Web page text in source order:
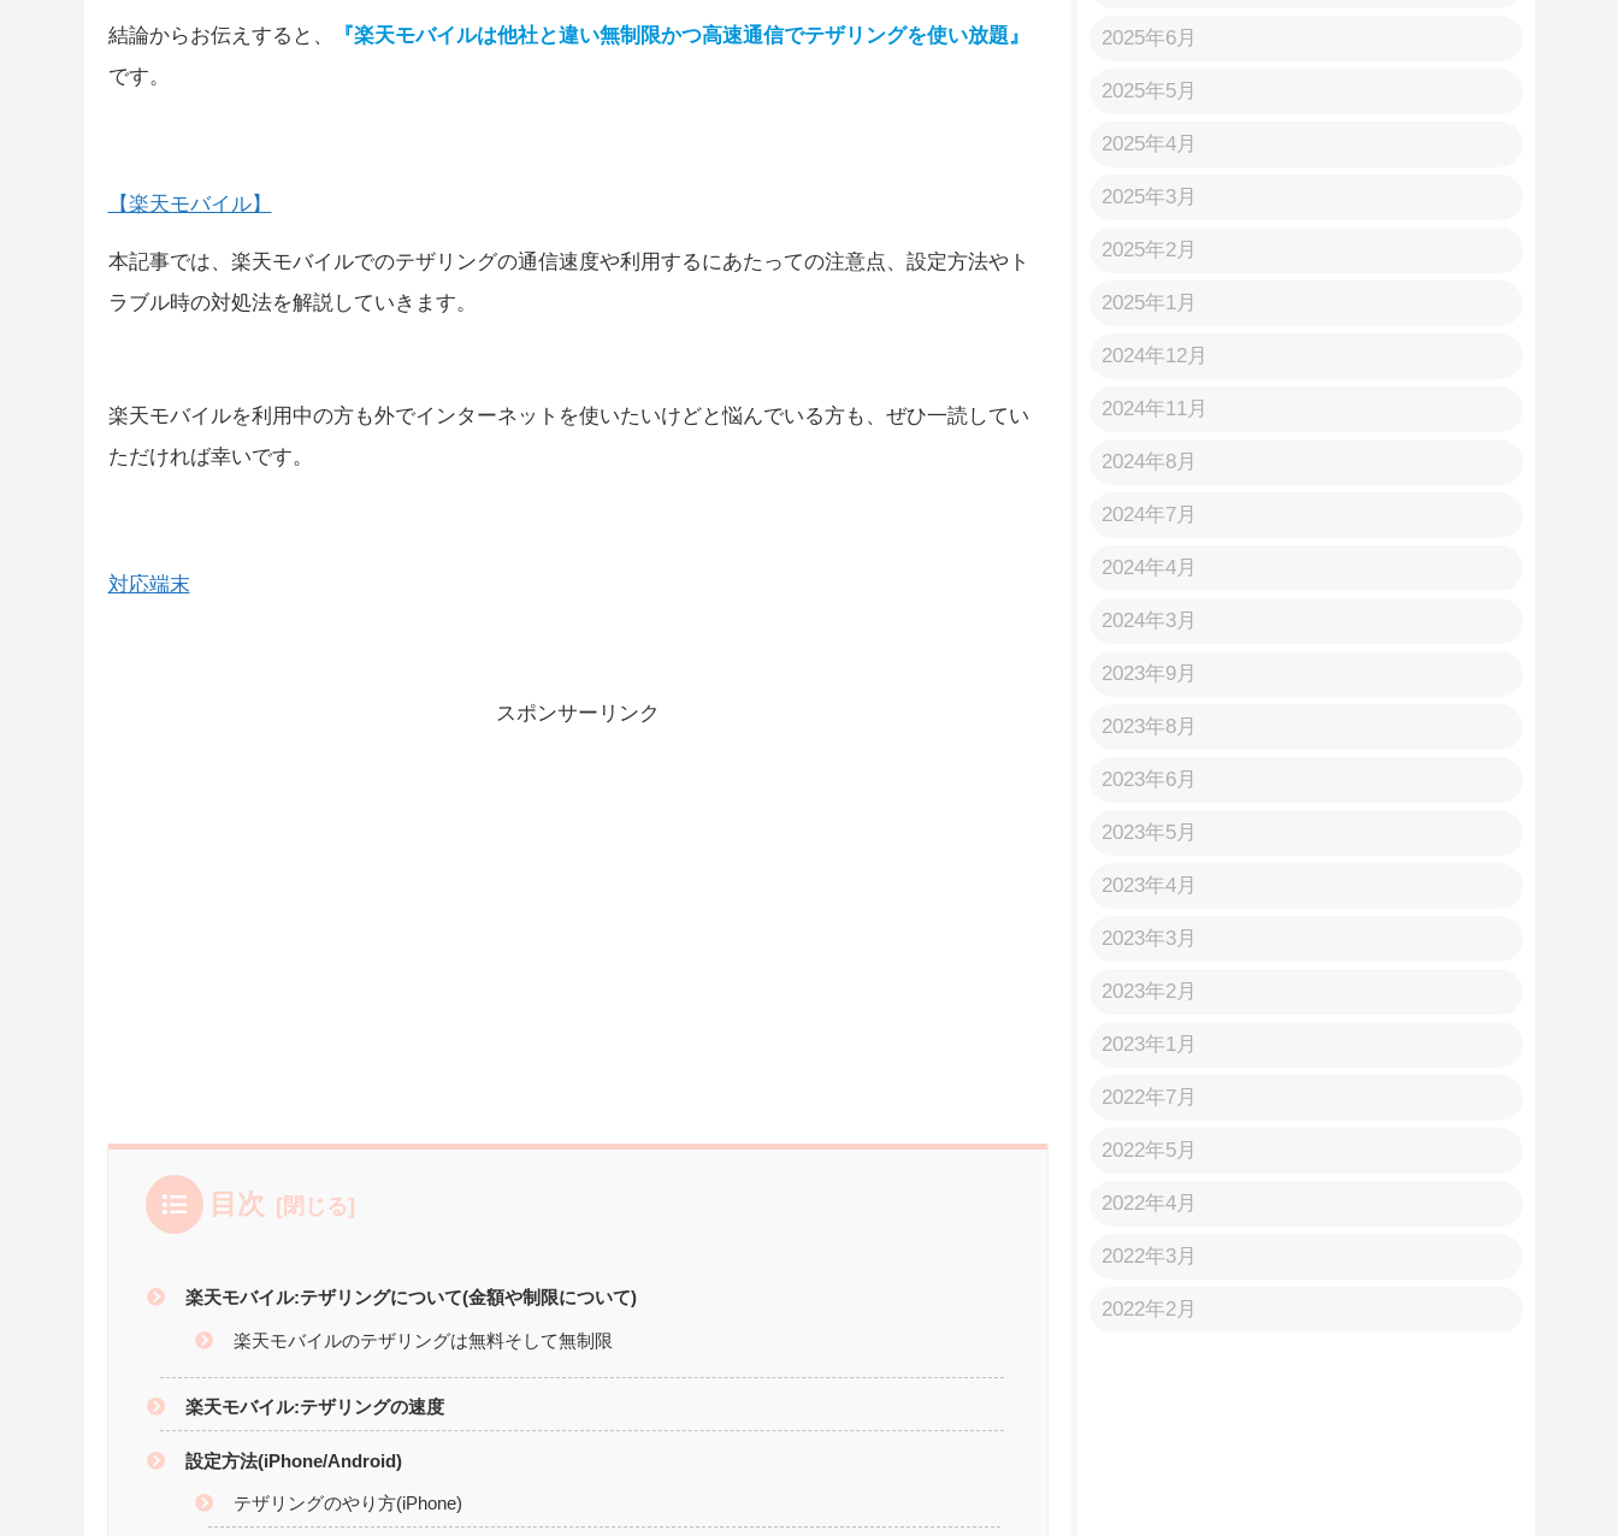
結論からお伝えすると、
『楽天モバイルは他社と違い無制限かつ高速通信でテザリングを使い放題』
です。
【楽天モバイル】
本記事では、楽天モバイルでのテザリングの通信速度や利用するにあたっての注意点、設定方法やト
ラブル時の対処法を解説していきます。
楽天モバイルを利用中の方も外でインターネットを使いたいけどと悩んでいる方も、ぜひ一読してい
ただければ幸いです。
対応端末
スポンサーリンク
目次
楽天モバイル:テザリングについて(金額や制限について)
楽天モバイルのテザリングは無料そして無制限
楽天モバイル:テザリングの速度
設定方法(iPhone/Android)
テザリングのやり方(iPhone)
2025年6月
2025年5月
2025年4月
2025年3月
2025年2月
2025年1月
2024年12月
2024年11月
2024年8月
2024年7月
2024年4月
2024年3月
2023年9月
2023年8月
2023年6月
2023年5月
2023年4月
2023年3月
2023年2月
2023年1月
2022年7月
2022年5月
2022年4月
2022年3月
2022年2月